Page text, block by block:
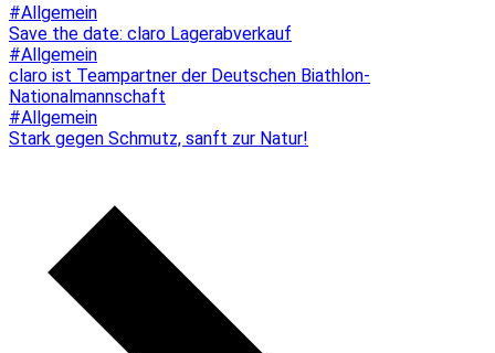
#Allgemein
Save the date: claro Lagerabverkauf
#Allgemein
claro ist Teampartner der Deutschen Biathlon-
Nationalmannschaft
#Allgemein
Stark gegen Schmutz, sanft zur Natur!